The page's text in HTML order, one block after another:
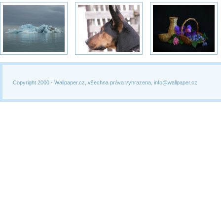
Copyright 2000 - Wallpaper.cz, všechna práva vyhrazena, info@wallpaper.cz